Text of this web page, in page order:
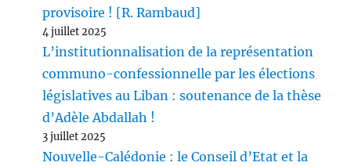
provisoire ! [R. Rambaud]
4 juillet 2025
L’institutionnalisation de la représentation
communo-confessionnelle par les élections
législatives au Liban : soutenance de la thèse
d’Adèle Abdallah !
3 juillet 2025
Nouvelle-Calédonie : le Conseil d’Etat et la